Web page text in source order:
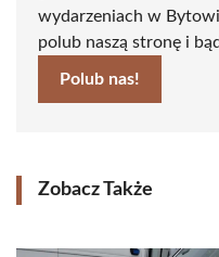
wydarzeniach w
polub naszą stronę i
Polub nas!
Zobacz Także